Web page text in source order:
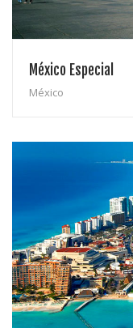
México Especial
México